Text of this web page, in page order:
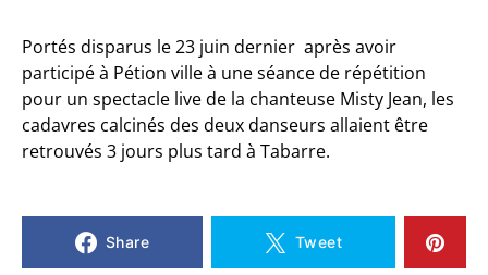
Portés disparus le 23 juin dernier après avoir
participé à Pétion ville à une séance de répétition
pour un spectacle live de la chanteuse Misty Jean, les
cadavres calcinés des deux danseurs allaient être
retrouvés 3 jours plus tard à Tabarre.
Share Tweet